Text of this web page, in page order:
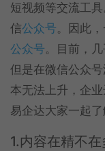
短视频等交流工
信公众号。因此
公众号。目前，
但是在微信公众
本无法上升，企
易企达大家一起
1.内容在精不在